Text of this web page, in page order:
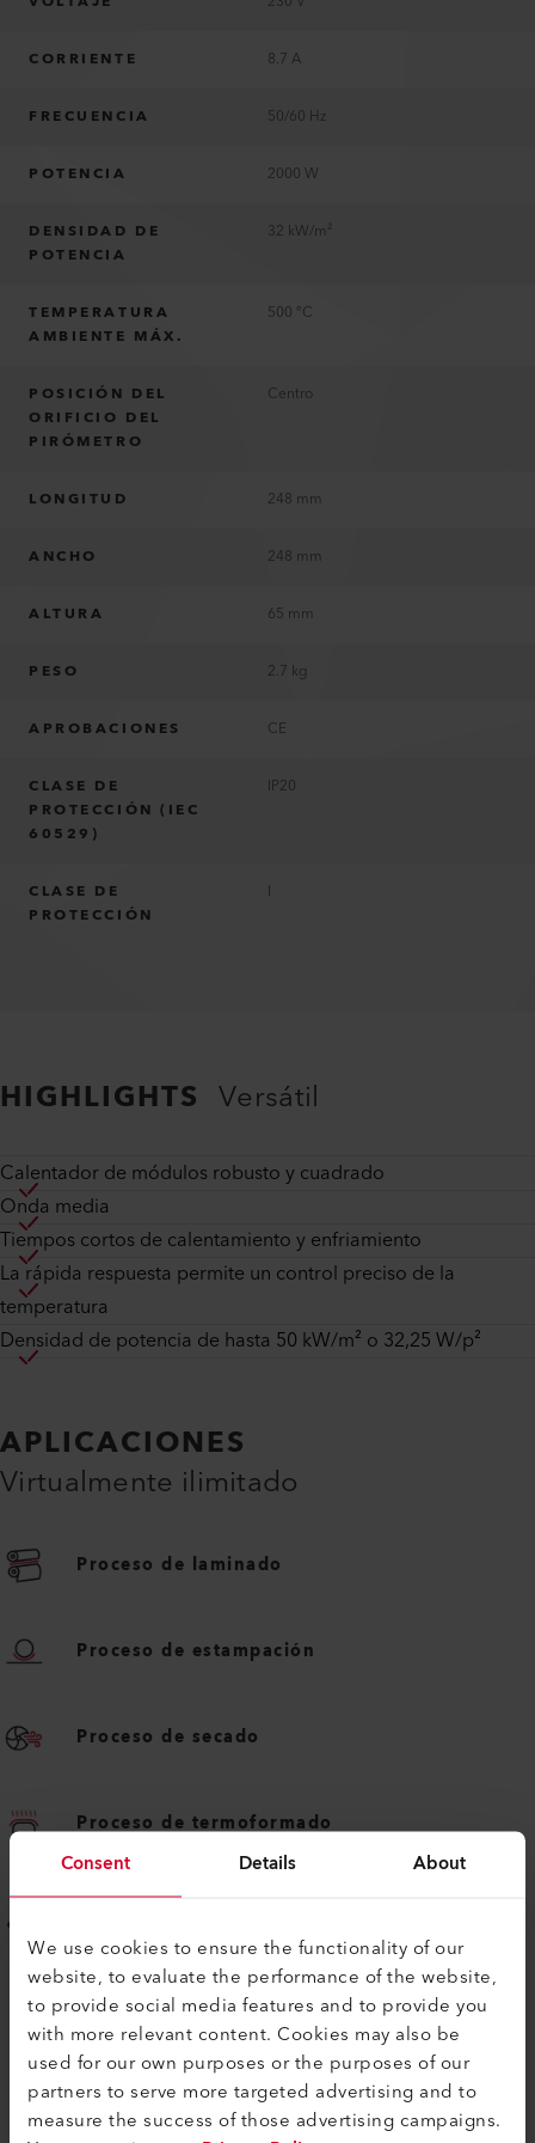
Consent Details About
We use cookies to ensure the functionality of our
website, to evaluate the performance of the website,
to provide social media features and to provide you
with more relevant content. Cookies may also be
used for our own purposes or the purposes of our
partners to serve more targeted advertising and to
measure the success of those advertising campaigns.
CORRIENTE 8.7 A
FRECUENCIA 50/60 Hz
POTENCIA 2000 W
DENSIDAD DE
POTENCIA
32 kW/m²
TEMPERATURA
AMBIENTE MÁX.
500 °C
POSICIÓN DEL
ORIFICIO DEL
PIRÓMETRO
Centro
LONGITUD 248 mm
ANCHO 248 mm
ALTURA 65 mm
PESO 2.7 kg
APROBACIONES CE
CLASE DE
PROTECCIÓN (IEC
60529)
IP20
CLASE DE
PROTECCIÓN
I
HIGHLIGHTS Versátil
Calentador de módulos robusto y cuadrado
Onda media
Tiempos cortos de calentamiento y enfriamiento
La rápida respuesta permite un control preciso de la
temperatura
Densidad de potencia de hasta 50 kW/m² o 32,25 W/p²
APLICACIONES
Virtualmente ilimitado
Proceso de laminado
Proceso de estampación
Proceso de secado
Proceso de termoformado